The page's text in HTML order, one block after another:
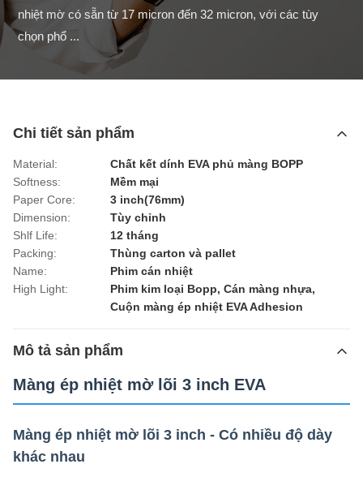
nhiệt mờ có sẵn từ 17 micron đến 32 micron, với các tùy
chọn phổ ...
Chi tiết sản phẩm
Material:
Chất kết dính EVA phủ màng BOPP
Softness:
Mềm mại
Paper Core:
3 inch(76mm)
Dimension:
Tùy chỉnh
Shlf Life:
12 tháng
Packing:
Thùng carton và pallet
Name:
Phim cán nhiệt
High Light:
Phim kim loại Bopp, Cán màng nhựa,
Cuộn màng ép nhiệt EVA Adhesion
Mô tả sản phẩm
Màng ép nhiệt mờ lõi 3 inch EVA
Màng ép nhiệt mờ lõi 3 inch - Có nhiều độ dày
khác nhau